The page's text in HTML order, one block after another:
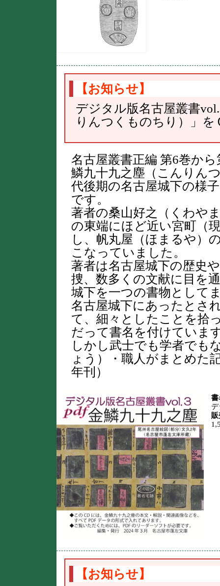
【お知らせ】
デジタル版名古屋叢書
りんつくものちり）」を
名古屋叢書正編 第6巻か
鱗九十九之塵（こんりん
代後期の名古屋城下の様
です。
著者の桑山好之（くわや
の東端にほど近い宮町（
し、帆丸屋（ほまるや）
こなっていました。
著者は名古屋城下の歴史
捜、数多くの文献に目を
城下を一つの書物として
名古屋城下にあったとさ
て、細々としたことを拾
だって書名を付けていま
しかし武士でも学者でも
ょう）・職人がまとめた
年刊）
書
【お知らせ】